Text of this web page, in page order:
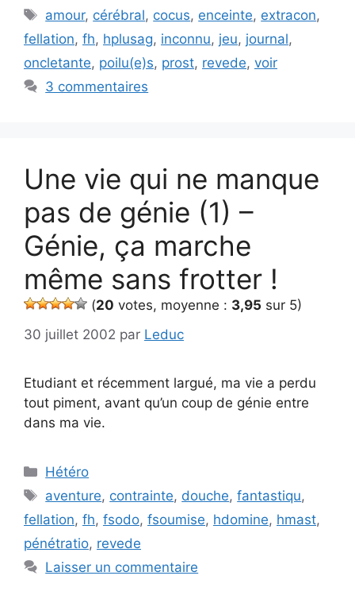
Étiquettes
amour, cérébral, cocus, enceinte, extracon,
fellation, fh, hplusag, inconnu, jeu, journal,
oncletante, poilu(e)s, prost, revede, voir
3 commentaires
Une vie qui ne manque
pas de génie (1) –
Génie, ça marche
même sans frotter !
(20 votes, moyenne : 3,95 sur 5)
30 juillet 2002 par Leduc
Etudiant et récemment largué, ma vie a perdu
tout piment, avant qu’un coup de génie entre
dans ma vie.
Catégories
Hétéro
Étiquettes
aventure, contrainte, douche,fantastiqu,
fellation, fh, fsodo, fsoumise, hdomine, hmast,
pénétratio, revede
Laisser un commentaire